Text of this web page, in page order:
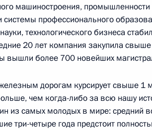
дороги М-12
года, 14:30
по развитию Восточного полигона
года, 22:40
машиностроения,
системы профессионального
технологического бизнеса
20 лет компания закупила
вышли более 700 новейших
дорогам курсирует свыше 1
чем когда-либо за всю нашу
из самых молодых в мире: средний
три-четыре года предстоит